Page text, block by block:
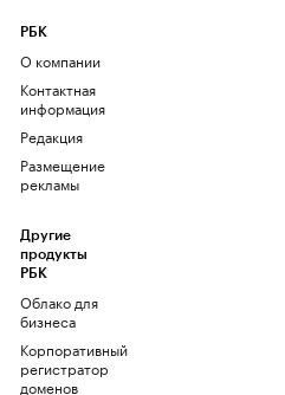
РБК
О компании
Контактная
информация
Редакция
Размещение
рекламы
Другие
продукты
РБК
Облако для
бизнеса
Корпоративный
регистратор
доменов